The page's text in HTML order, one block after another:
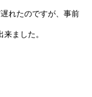
れたのですが、事前
ました。